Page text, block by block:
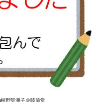
根野堅洲子＠陸前堂